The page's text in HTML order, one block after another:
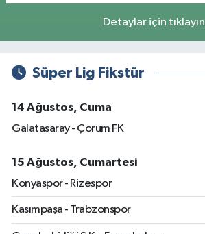
Detaylar için tıklayın
Süper Lig Fikstür
14 Ağustos, Cuma
Galatasaray - Çorum FK
15 Ağustos, Cumartesi
Konyaspor - Rizespor
Kasımpaşa - Trabzonspor